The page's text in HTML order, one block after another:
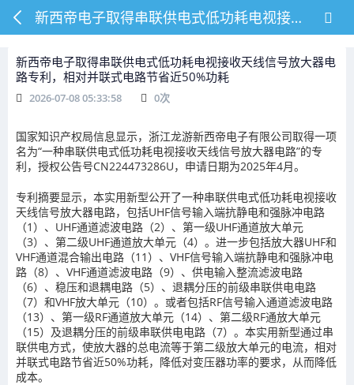
新西帝电子取得串联供电式低功耗电视接收天线信号放大器电路专利，相对并联式电路节省近50%功耗
新西帝电子取得串联供电式低功耗电视接收天线信号放大器电
路专利，相对并联式电路节省近50%功耗
2026-07-08 05:33:58 0次
国家知识产权局信息显示，浙江龙游新西帝电子有限公司取得一项
名为“一种串联供电式低功耗电视接收天线信号放大器电路”的专
利，授权公告号CN224473286U，申请日期为2025年4月。
专利摘要显示，本实用新型公开了一种串联供电式低功耗电视接收
天线信号放大器电路，包括UHF信号输入端抗静电和强脉冲电路
（1）、UHF通道滤波电路（2）、第一级UHF通道放大单元
（3）、第二级UHF通道放大单元（4）。进一步包括放大器UHF和
VHF通道混合输出电路（11）、VHF信号输入端抗静电和强脉冲电
路（8）、VHF通道滤波电路（9）、供电输入整流滤波电路
（6）、稳压和退耦电路（5）、退耦分压的前级串联供电电路
（7）和VHF放大单元（10）。或者包括RF信号输入通道滤波电路
（13）、第一级RF通道放大单元（14）、第二级RF通放大单元
（15）及退耦分压的前级串联供电电路（7）。本实用新型通过串
联供电方式，使放大器的总电流等于第二级放大单元的电流，相对
并联式电路节省近50%功耗，降低对变压器功率的要求，从而降低
成本。